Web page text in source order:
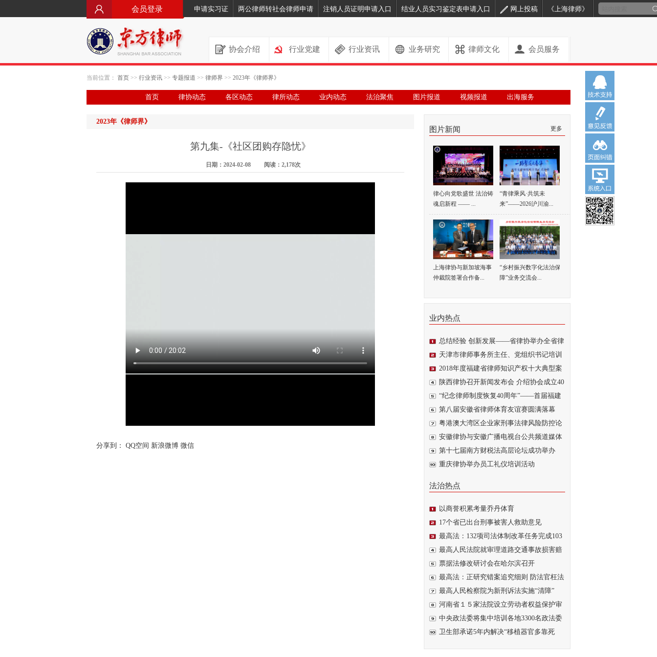
会员登录 申请实习证 两公律师转社会律师申请 注销人员证明申请入口 结业人员实习鉴定表申请入口 网上投稿 《上海律师》
协会介绍 行业党建 行业资讯 业务研究 律师文化 会员服务
当前位置： 首页 >> 行业资讯 >> 专题报道 >> 律师界 >> 2023年《律师界》
首页 律协动态 各区动态 律所动态 业内动态 法治聚焦 图片报道 视频报道 出海服务
2023年《律师界》
第九集-《社区团购存隐忧》
日期：2024-02-08 阅读：2,178次
分享到： QQ空间 新浪微博 微信
图片新闻 更多
律心向党歌盛世 法治铸
魂启新程 —— ...
“青律乘风·共筑未
来”——2026沪川渝...
上海律协与新加坡海事
仲裁院签署合作备...
“乡村振兴数字化法治保
障”业务交流会...
业内热点
总结经验 创新发展——省律协举办全省律
师...天津市律师事务所主任、党组织书记培训
会日...2018年度福建省律师知识产权十大典型案
例正...陕西律协召开新闻发布会 介绍协会成立40
周...“纪念律师制度恢复40周年”——首届福建
青...第八届安徽省律师体育友谊赛圆满落幕
粤港澳大湾区企业家刑事法律风险防控论
坛在...安徽律协与安徽广播电视台公共频道媒体
普法...第十七届南方财税法高层论坛成功举办
重庆律协举办员工礼仪培训活动
法治热点
以商誉积累考量乔丹体育
17个省已出台刑事被害人救助意见
最高法：132项司法体制改革任务完成103
项 最高人民法院就审理道路交通事故损害赔
偿案...票据法修改研讨会在哈尔滨召开
最高法：正研究错案追究细则 防法官枉法
裁...最高人民检察院为新刑诉法实施“清障”
河南省１５家法院设立劳动者权益保护审
判庭中央政法委将集中培训各地3300名政法委
书记卫生部承诺5年内解决“移植器官多靠死